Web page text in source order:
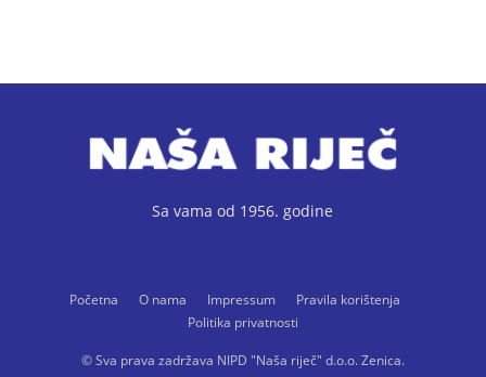
Sa vama od 1956. godine
Početna O nama Impressum
Pravila korištenja
Politika privatnosti
© Sva prava zadržava NIPD "Naša riječ" d.o.o. Zenica.